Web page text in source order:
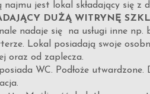
jest lokal składający się z
DUŻĄ WITRYNĘ
nadaje się na usługi inne
Lokal posiadają swoje
oraz od zaplecza.
WC. Podłoże utwardzone.